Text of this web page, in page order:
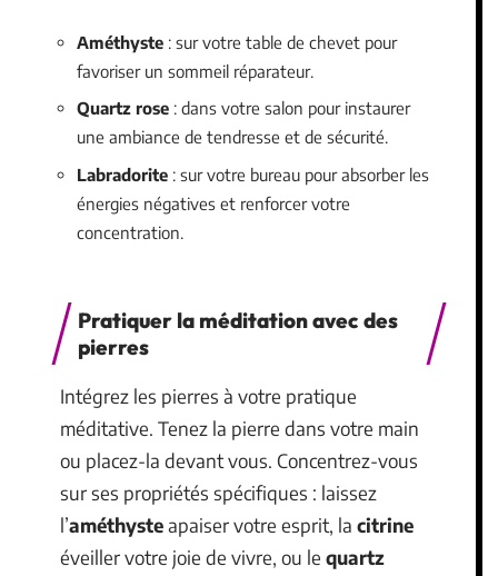
Améthyste : sur votre table de chevet pour
favoriser un sommeil réparateur.
Quartz rose : dans votre salon pour instaurer
une ambiance de tendresse et de sécurité.
Labradorite : sur votre bureau pour absorber les
énergies négatives et renforcer votre
concentration.
Pratiquer la méditation avec des
pierres
Intégrez les pierres à votre pratique
méditative. Tenez la pierre dans votre main
ou placez-la devant vous. Concentrez-vous
sur ses propriétés spécifiques : laissez
l’améthysteapaiser votre esprit, la citrine
éveiller votre joie de vivre, ou le quartz